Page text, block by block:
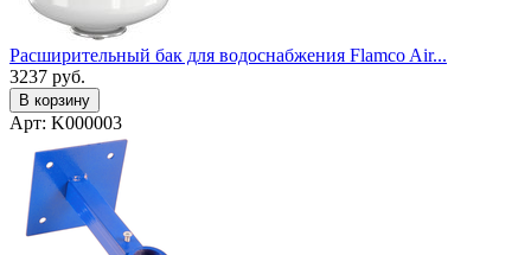
Расширительный бак для водоснабжения Flamco Air...
3237 руб.
В корзину
Арт: K000003